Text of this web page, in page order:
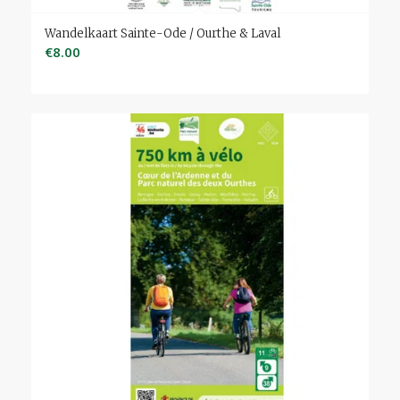
Wandelkaart Sainte-Ode / Ourthe & Laval
€8.00